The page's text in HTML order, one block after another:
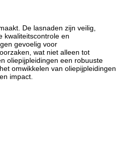
De lasnaden zijn veilig,
kwaliteitscontrole en
gevoelig voor
wat niet alleen tot
oliepijpleidingen een robuuste
omwikkelen van oliepijpleidingen
impact.